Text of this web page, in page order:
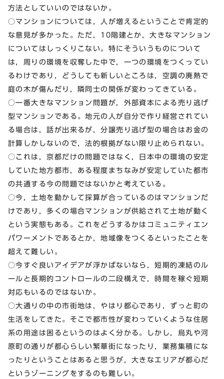
方法としていいのではないか。
○マンションについては，人が増えるということで肯定的
な意見が多かった。ただ，10階建とか，大きなマンション
についてはしっくりこない。特にそういうものについて
は，周りの環境を収奪した中で，一つの環境をつくってい
るわけであり，どうしても新しいところは，空調の廃熱で
庭の木が傷んだり，隣同士の関係が変わってきている。
○一番大きなマンション問題が，外部資本による売り逃げ
型マンションである。地元の人が自分で作り経営されてい
る場合は，話が出来るが，分譲売り逃げ型の場合はお金の
計算しかしないので，法的根拠がない限り止められない。
○これは，京都だけの問題ではなく，日本中の環境の安定
していた地方都市，ある程度まちなみが安定していた都市
の共通する今の問題ではないかと考えている。
○今，土地を動かして採算が合っているのはマンションだ
けであり，多くの場合マンションが供給されて土地が動く
という実態もある。これをどうするかはコミュニティエン
パワーメントであるとか，地域像をつくるといったことを
超えて難しい。
○今すぐ良いアイデアが浮かばないなら，短期的凍結のル
ールと長期的コントロールの二段構えで，時間を稼ぐ短期
対応もいるのではないか。
○大通りの中の市街地は，やはり都心であり，ずっと町の
生活をしてきた。そこで都市性が変わっていくような住居
系の用途は困るというのはよく分かる。しかし，烏丸や河
原町の通りが都心らしい繁華街になったり，業務集積にな
ったりということはあると思うが，大きなエリアが都心だ
というゾーニングをするのも難しい。